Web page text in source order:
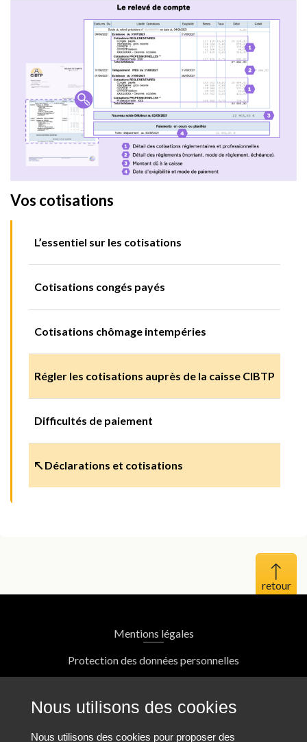
Nous utilisons des cookies
Nous utilisons des cookies pour proposer des
Vos cotisations
L’essentiel sur les cotisations
Cotisations congés payés
Cotisations chômage intempéries
Régler les cotisations auprès de la caisse CIBTP
Difficultés de paiement
↖ Déclarations et cotisations
Haut
Mentions légales
Protection des données personnelles
Nous contacter